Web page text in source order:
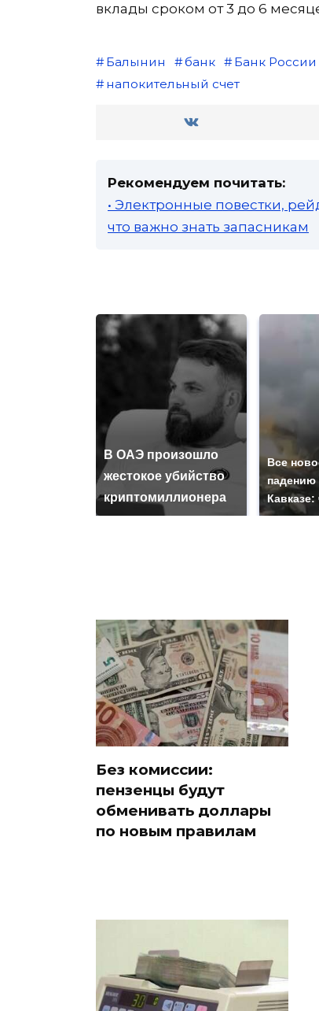
вклады сроком от 3 до 6
Балынин банк Банк России
напокительный счет
Рекомендуем почитать:
• Электронные повестки,
что важно знать запасникам
В ОАЭ произошло
жестокое убийство
криптомиллионера
Все
падению
Кавказе:
Без комиссии:
пензенцы будут
обменивать доллары
по новым правилам